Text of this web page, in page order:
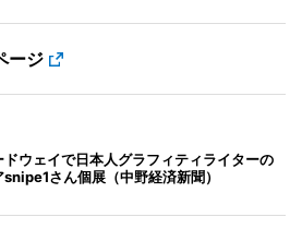
ージ
ドウェイで日本人グラフィティライターの
さん個展（中野経済新聞）